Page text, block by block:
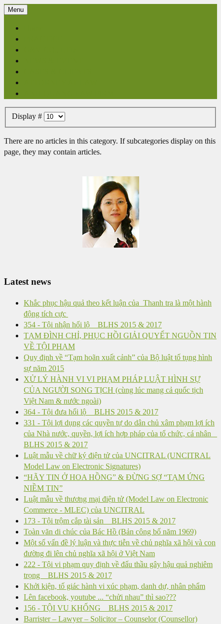
Menu
Display #
There are no articles in this category. If subcategories display on this
page, they may contain articles.
Latest news
Khắc phục hậu quả theo kết luận của Thanh tra là một hành
động tích cực
354 - Tội nhận hối lộ _ BLHS 2015 & 2017
TẠM ĐÌNH CHỈ, PHỤC HỒI GIẢI QUYẾT NGUỒN TIN
VỀ TỘI PHẠM
Quy định về “Tạm hoãn xuất cảnh” của Bộ luật tố tụng hình
sự năm 2015
XỬ LÝ HÀNH VI VI PHẠM PHÁP LUẬT HÌNH SỰ
CỦA NGƯỜI SONG TỊCH (cùng lúc mang cả quốc tịch
Việt Nam & nước ngoài)
364 - Tội đưa hối lộ _ BLHS 2015 & 2017
331 - Tội lợi dụng các quyền tự do dân chủ xâm phạm lợi ích
của Nhà nước, quyền, lợi ích hợp pháp của tổ chức, cá nhân _
BLHS 2015 & 2017
Luật mẫu về chữ ký điện tử của UNCITRAL (UNCITRAL
Model Law on Electronic Signatures)
“HÃY TIN Ở HOA HỒNG” & ĐỪNG SỢ “TẠM ỨNG
NIỀM TIN”
Luật mẫu về thương mại điện tử (Model Law on Electronic
Commerce - MLEC) của UNCITRAL
173 - Tội trộm cắp tài sản _ BLHS 2015 & 2017
Toàn văn di chúc của Bác Hồ (Bản công bố năm 1969)
Một số vấn đề lý luận và thực tiễn về chủ nghĩa xã hội và con
đường đi lên chủ nghĩa xã hội ở Việt Nam
222 - Tội vi phạm quy định về đấu thầu gây hậu quả nghiêm
trọng _ BLHS 2015 & 2017
Khởi kiện, tố giác hành vi xúc phạm, danh dự, nhân phẩm
Lên facebook, youtube ... “chửi nhau” thì sao???
156 - TỘI VU KHỐNG _ BLHS 2015 & 2017
Barrister – Lawyer – Solicitor – Counselor (Counsellor)